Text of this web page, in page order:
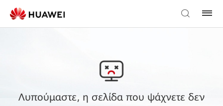
Λυπούμαστε, η σελίδα που ψάχνετε δεν